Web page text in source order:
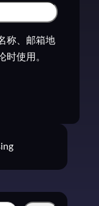
称、邮箱地
时使用。